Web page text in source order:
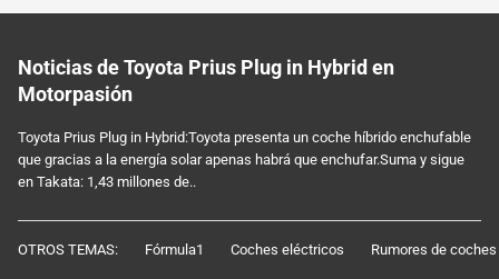
Noticias de Toyota Prius Plug in Hybrid en
Motorpasión
Toyota Prius Plug in Hybrid:Toyota presenta un coche híbrido enchufable
que gracias a la energía solar apenas habrá que enchufar.Suma y sigue
en Takata: 1,43 millones de..
OTROS TEMAS: Fórmula1 Coches eléctricos Rumores de coches